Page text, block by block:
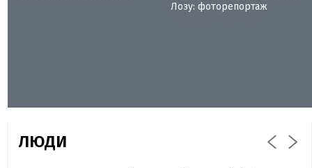
Лозу: фоторепортаж
ЛЮДИ